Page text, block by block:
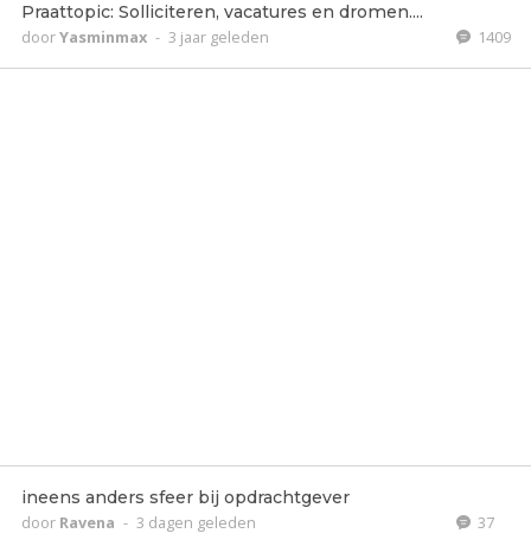
Praattopic: Solliciteren, vacatures en dromen....
doorYasminmax - 3 jaar geleden 1409
ineens anders sfeer bij opdrachtgever
door Ravena - 3 dagen geleden 37